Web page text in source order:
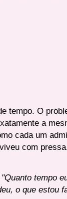
tempo. O
a
cada um
com
"Quanto tempo
o que estou